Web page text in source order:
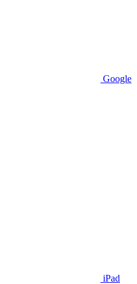
Google
iPad